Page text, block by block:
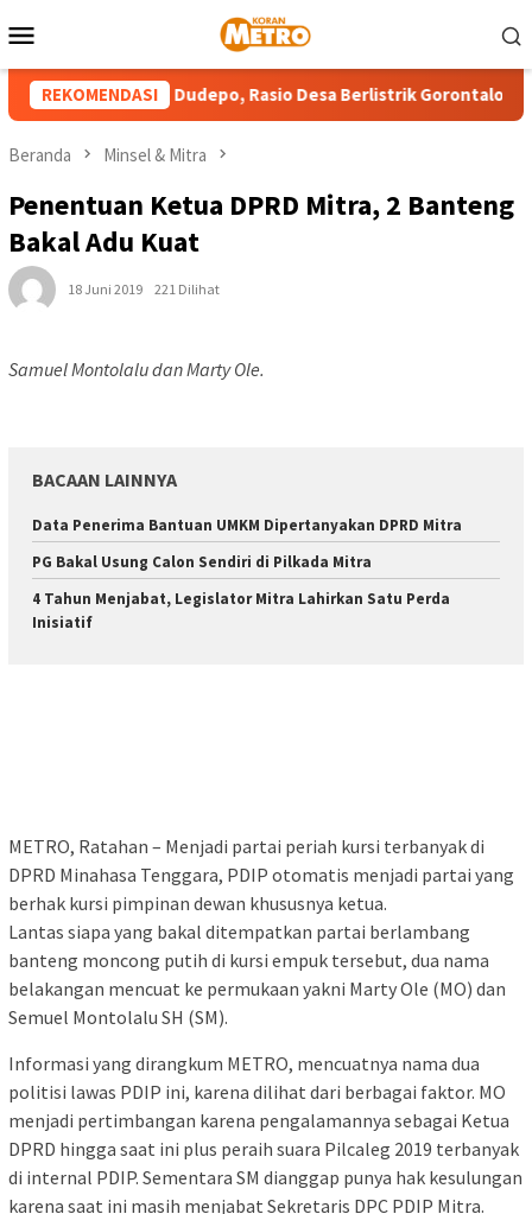
ke
Mobile
REKOMENDASI
Masuk Pulau Dudepo, Rasio Desa Berlistrik Gorontalo Capai
Beranda Minsel & Mitra
Penentuan Ketua DPRD Mitra, 2 Banteng
Bakal Adu Kuat
18 Juni 2019 221 Dilihat
Samuel Montolalu dan Marty Ole.
BACAAN LAINNYA
Data Penerima Bantuan UMKM Dipertanyakan DPRD Mitra
PG Bakal Usung Calon Sendiri di Pilkada Mitra
4 Tahun Menjabat, Legislator Mitra Lahirkan Satu Perda
Inisiatif
METRO, Ratahan – Menjadi partai periah kursi terbanyak di
DPRD Minahasa Tenggara, PDIP otomatis menjadi partai yang
berhak kursi pimpinan dewan khususnya ketua.
Lantas siapa yang bakal ditempatkan partai berlambang
banteng moncong putih di kursi empuk tersebut, dua nama
belakangan mencuat ke permukaan yakni Marty Ole (MO) dan
Semuel Montolalu SH (SM).
Informasi yang dirangkum METRO, mencuatnya nama dua
politisi lawas PDIP ini, karena dilihat dari berbagai faktor. MO
menjadi pertimbangan karena pengalamannya sebagai Ketua
DPRD hingga saat ini plus peraih suara Pilcaleg 2019 terbanyak
di internal PDIP. Sementara SM dianggap punya hak kesulungan
karena saat ini masih menjabat Sekretaris DPC PDIP Mitra.